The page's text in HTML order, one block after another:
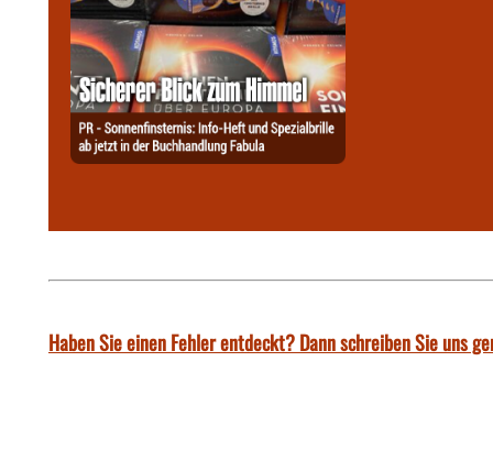
Haben Sie einen Fehler entdeckt? Dann schreiben Sie uns